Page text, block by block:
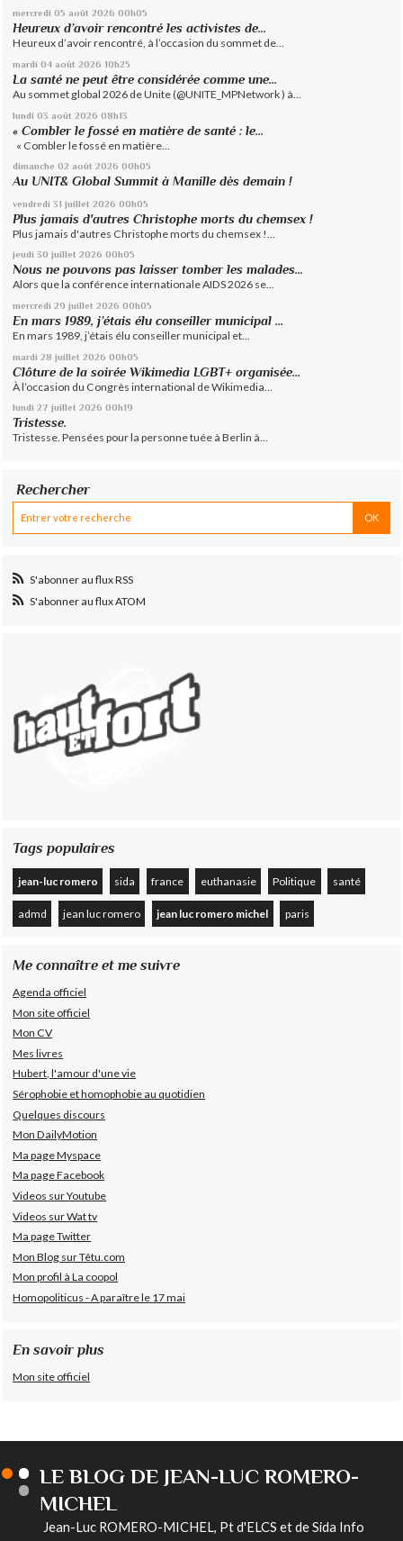
mercredi 05 août 2026 00h05
Heureux d’avoir rencontré les activistes de...
Heureux d’avoir rencontré, à l’occasion du sommet de...
mardi 04 août 2026 10h25
La santé ne peut être considérée comme une...
Au sommet global 2026 de Unite (@UNITE_MPNetwork ) à...
lundi 03 août 2026 08h13
« Combler le fossé en matière de santé : le...
« Combler le fossé en matière...
dimanche 02 août 2026 00h05
Au UNIT& Global Summit à Manille dès demain !
vendredi 31 juillet 2026 00h05
Plus jamais d'autres Christophe morts du chemsex !
Plus jamais d'autres Christophe morts du chemsex !...
jeudi 30 juillet 2026 00h05
Nous ne pouvons pas laisser tomber les malades...
Alors que la conférence internationale AIDS 2026 se...
mercredi 29 juillet 2026 00h05
En mars 1989, j’étais élu conseiller municipal ...
En mars 1989, j’étais élu conseiller municipal et...
mardi 28 juillet 2026 00h05
Clôture de la soirée Wikimedia LGBT+ organisée...
À l’occasion du Congrès international de Wikimedia...
lundi 27 juillet 2026 00h19
Tristesse.
Tristesse. Pensées pour la personne tuée à Berlin à...
Rechercher
S'abonner au flux RSS
S'abonner au flux ATOM
Tags populaires
jean-luc romero sida france euthanasie Politique santé
admd jean luc romero jean luc romero michel paris
Me connaître et me suivre
Agenda officiel
Mon site officiel
Mon CV
Mes livres
Hubert, l'amour d'une vie
Sérophobie et homophobie au quotidien
Quelques discours
Mon DailyMotion
Ma page Myspace
Ma page Facebook
Videos sur Youtube
Videos sur Wat tv
Ma page Twitter
Mon Blog sur Têtu.com
Mon profil à La coopol
Homopoliticus - A paraître le 17 mai
En savoir plus
Mon site officiel
LE BLOG DE JEAN-LUC ROMERO-
MICHEL
Jean-Luc ROMERO-MICHEL, Pt d'ELCS et de Sida Info